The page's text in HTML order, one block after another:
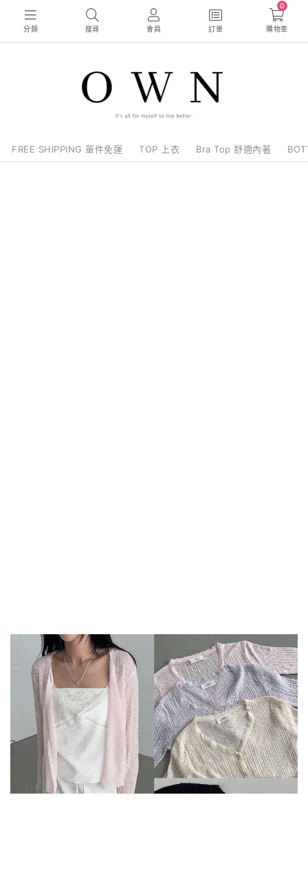
分類 搜尋 會員 訂單
0
購物車
FREE SHIPPING 單件免運 TOP 上衣 Bra Top 舒適內著